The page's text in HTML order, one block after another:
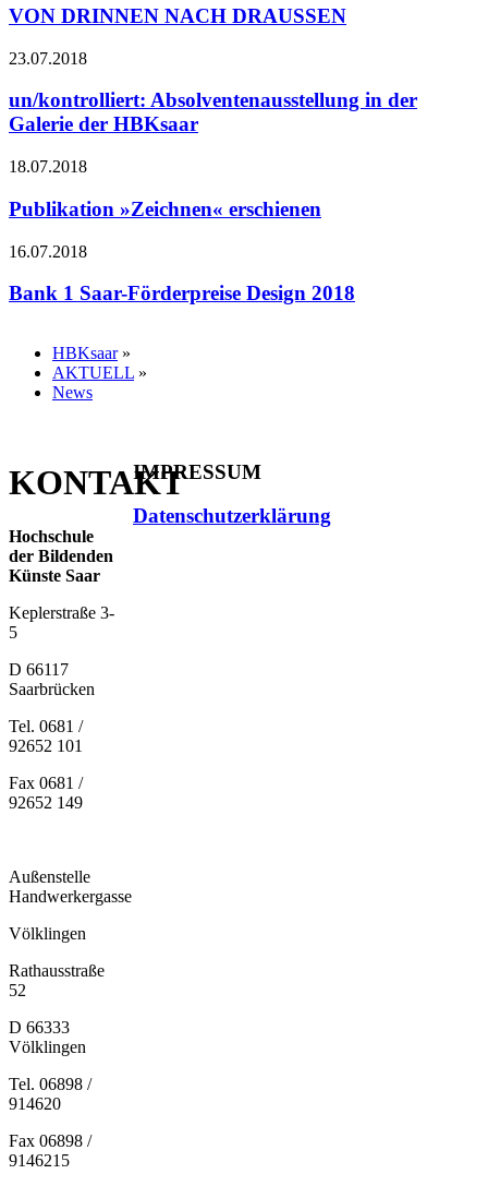
VON DRINNEN NACH DRAUSSEN
23.07.2018
un/kontrolliert: Absolventenausstellung in der
Galerie der HBKsaar
18.07.2018
Publikation »Zeichnen« erschienen
16.07.2018
Bank 1 Saar-Förderpreise Design 2018
HBKsaar»
AKTUELL »
News
KONTAKT
Hochschule
der Bildenden
Künste Saar
Keplerstraße 3-
5
D 66117
Saarbrücken
Tel. 0681 /
92652 101
Fax 0681 /
92652 149
Außenstelle
Handwerkergasse
Völklingen
Rathausstraße
52
D 66333
Völklingen
Tel. 06898 /
914620
Fax 06898 /
9146215
IMPRESSUM
Datenschutzerklärung